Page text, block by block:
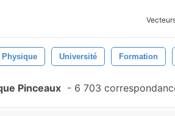
Physique Université Formation
Pinceaux - 6 703